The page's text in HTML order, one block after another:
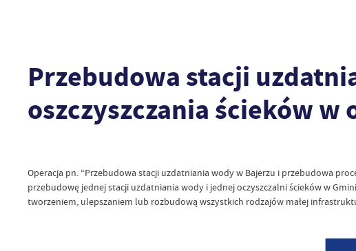
Przebudowa stacji
oszczyszczania ścieków w
Operacja pn. “Przebudowa stacji uzdatniania wody w Bajerzu i przebudowa
przebudowę jednej stacji uzdatniania wody i jednej oczyszczalni ścieków w
tworzeniem, ulepszaniem lub rozbudową wszystkich rodzajów małej